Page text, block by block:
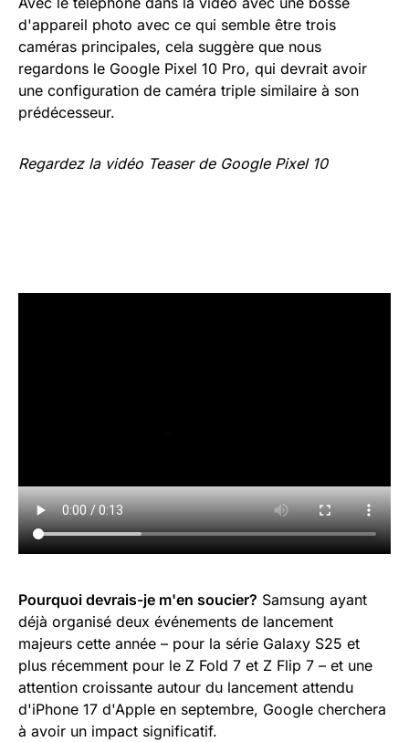
d'appareil photo avec ce qui semble être trois
caméras principales, cela suggère que nous
regardons le Google Pixel 10 Pro, qui devrait avoir
une configuration de caméra triple similaire à son
prédécesseur.
Regardez la vidéo Teaser de Google Pixel 10
Pourquoi devrais-je m'en soucier? Samsung ayant
déjà organisé deux événements de lancement
majeurs cette année – pour la série Galaxy S25 et
plus récemment pour le Z Fold 7 et Z Flip 7 – et une
attention croissante autour du lancement attendu
d'iPhone 17 d'Apple en septembre, Google cherchera
à avoir un impact significatif.